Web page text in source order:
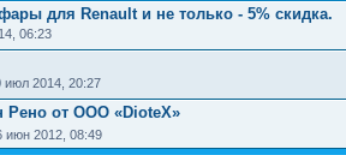
для Renault и не только - 5% скидка.
06:23
июл 2014, 20:27
Рено от ООО «DioteX»
июн 2012, 08:49